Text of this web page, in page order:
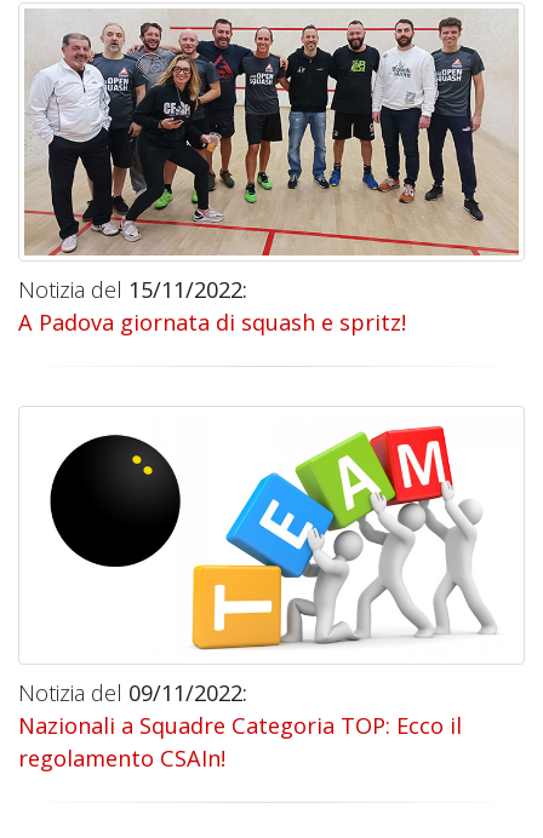
Notizia del 15/11/2022:
A Padova giornata di squash e spritz!
Notizia del 09/11/2022:
Nazionali a Squadre Categoria TOP: Ecco il
regolamento CSAIn!